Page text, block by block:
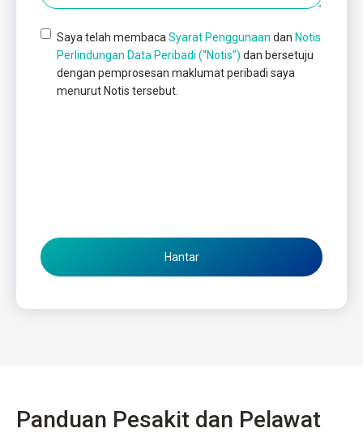
Saya telah membaca Syarat Penggunaan dan Notis
Perlindungan Data Peribadi (“Notis”) dan bersetuju
dengan pemprosesan maklumat peribadi saya
menurut Notis tersebut.
Hantar
Panduan Pesakit dan Pelawat